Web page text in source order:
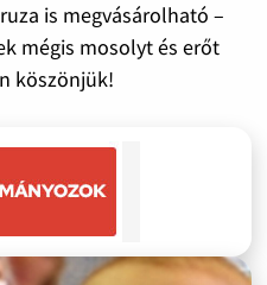
is megvásárolható –
mégis mosolyt és erőt
köszönjük!